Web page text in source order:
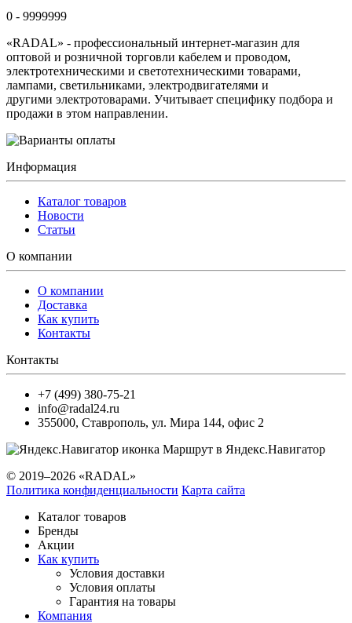
0 - 9999999
«RADAL» - профессиональный интернет-магазин для
оптовой и розничной торговли кабелем и проводом,
электротехническими и светотехническими товарами,
лампами, светильниками, электродвигателями и
другими электротоварами. Учитывает специфику подбора и
продажи в этом направлении.
Информация
Каталог товаров
Новости
Статьи
О компании
О компании
Доставка
Как купить
Контакты
Контакты
+7 (499) 380-75-21
info@radal24.ru
355000, Ставрополь, ул. Мира 144, офис 2
Маршрут в Яндекс.Навигатор
© 2019–2026 «RADAL»
Политика конфиденциальности Карта сайта
Каталог товаров
Бренды
Акции
Как купить
Условия доставки
Условия оплаты
Гарантия на товары
Компания